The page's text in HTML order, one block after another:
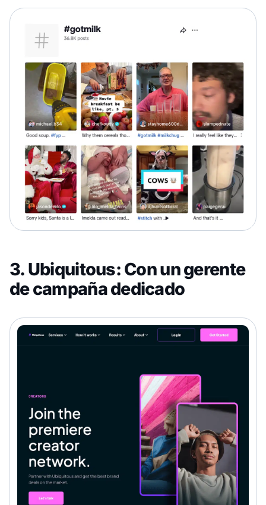
3. Ubiquitous: Con un gerente
de campaña dedicado